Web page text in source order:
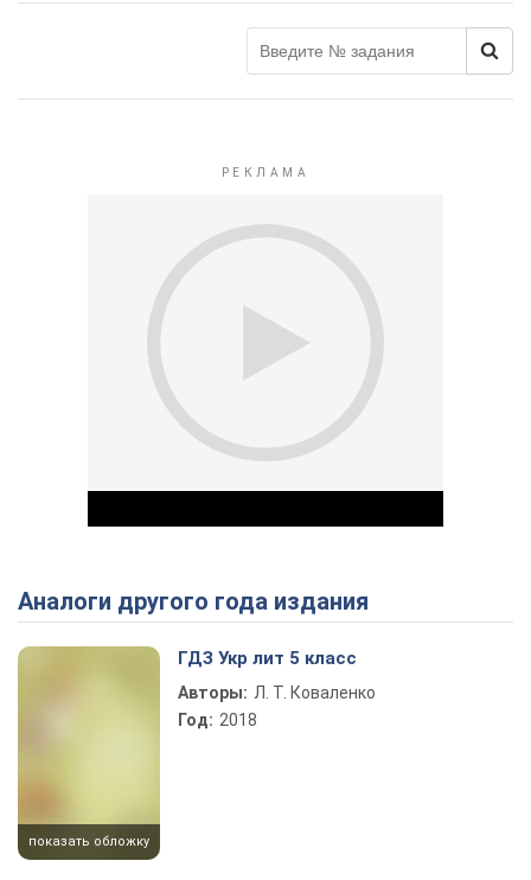
Play Video
Аналоги другого года издания
показать обложку
ГДЗ Укр лит 5 класс
Авторы: Л. Т. Коваленко
Год: 2018